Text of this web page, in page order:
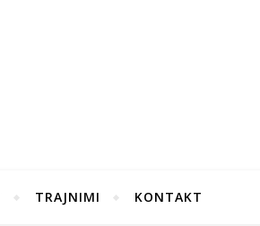
TRAJNIMI KONTAKT